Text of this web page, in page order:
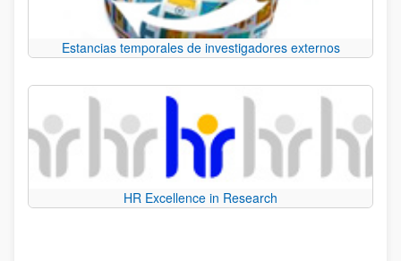
Estancias temporales de investigadores externos
HR Excellence in Research